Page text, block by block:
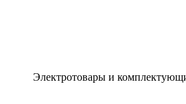
Электротовары и